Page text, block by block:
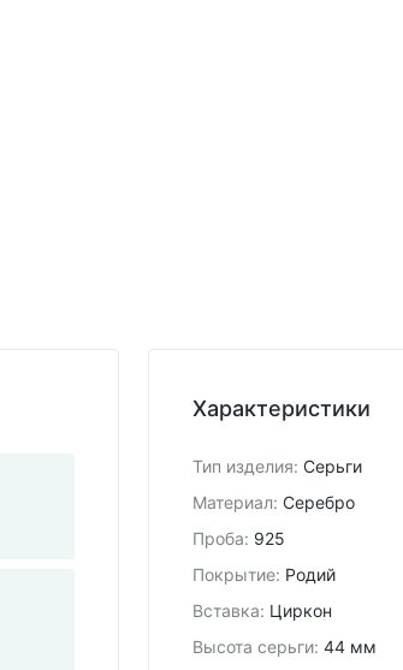
Характеристики
Тип изделия: Серьги
Материал: Серебро
Проба: 925
Покрытие: Родий
Вставка: Циркон
Высота серьги: 44 мм